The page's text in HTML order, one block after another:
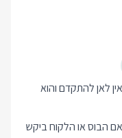
לאן להתקדם והוא
הבוס או הלקוח ביקש